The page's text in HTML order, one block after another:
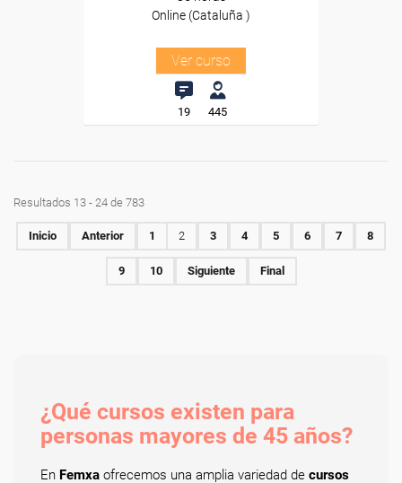
Online (Cataluña )
Ver curso
19 445
Resultados 13 - 24 de 783
Inicio Anterior 1 2 3 4 5 6 7 8
9 10 Siguiente Final
¿Qué cursos existen para
personas mayores de 45 años?
En Femxa ofrecemos una amplia variedad de cursos